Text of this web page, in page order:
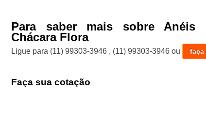
Para saber mais sobre Anéis
Chácara Flora
Ligue para (11) 99303-3946 , (11) 99303-3946 ou faça
Faça sua cotação